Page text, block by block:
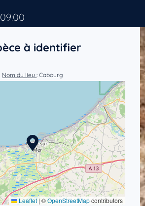
à identifier
Nom du lieu: Cabourg
Leaflet | ©OpenStreetMapcontributors